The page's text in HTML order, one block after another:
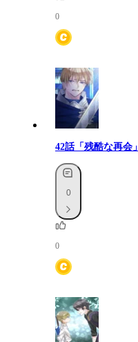
0
42話「残酷な再会」
0
0